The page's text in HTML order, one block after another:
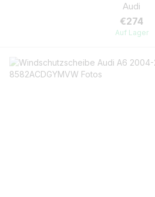
Audi
€274
Auf Lager